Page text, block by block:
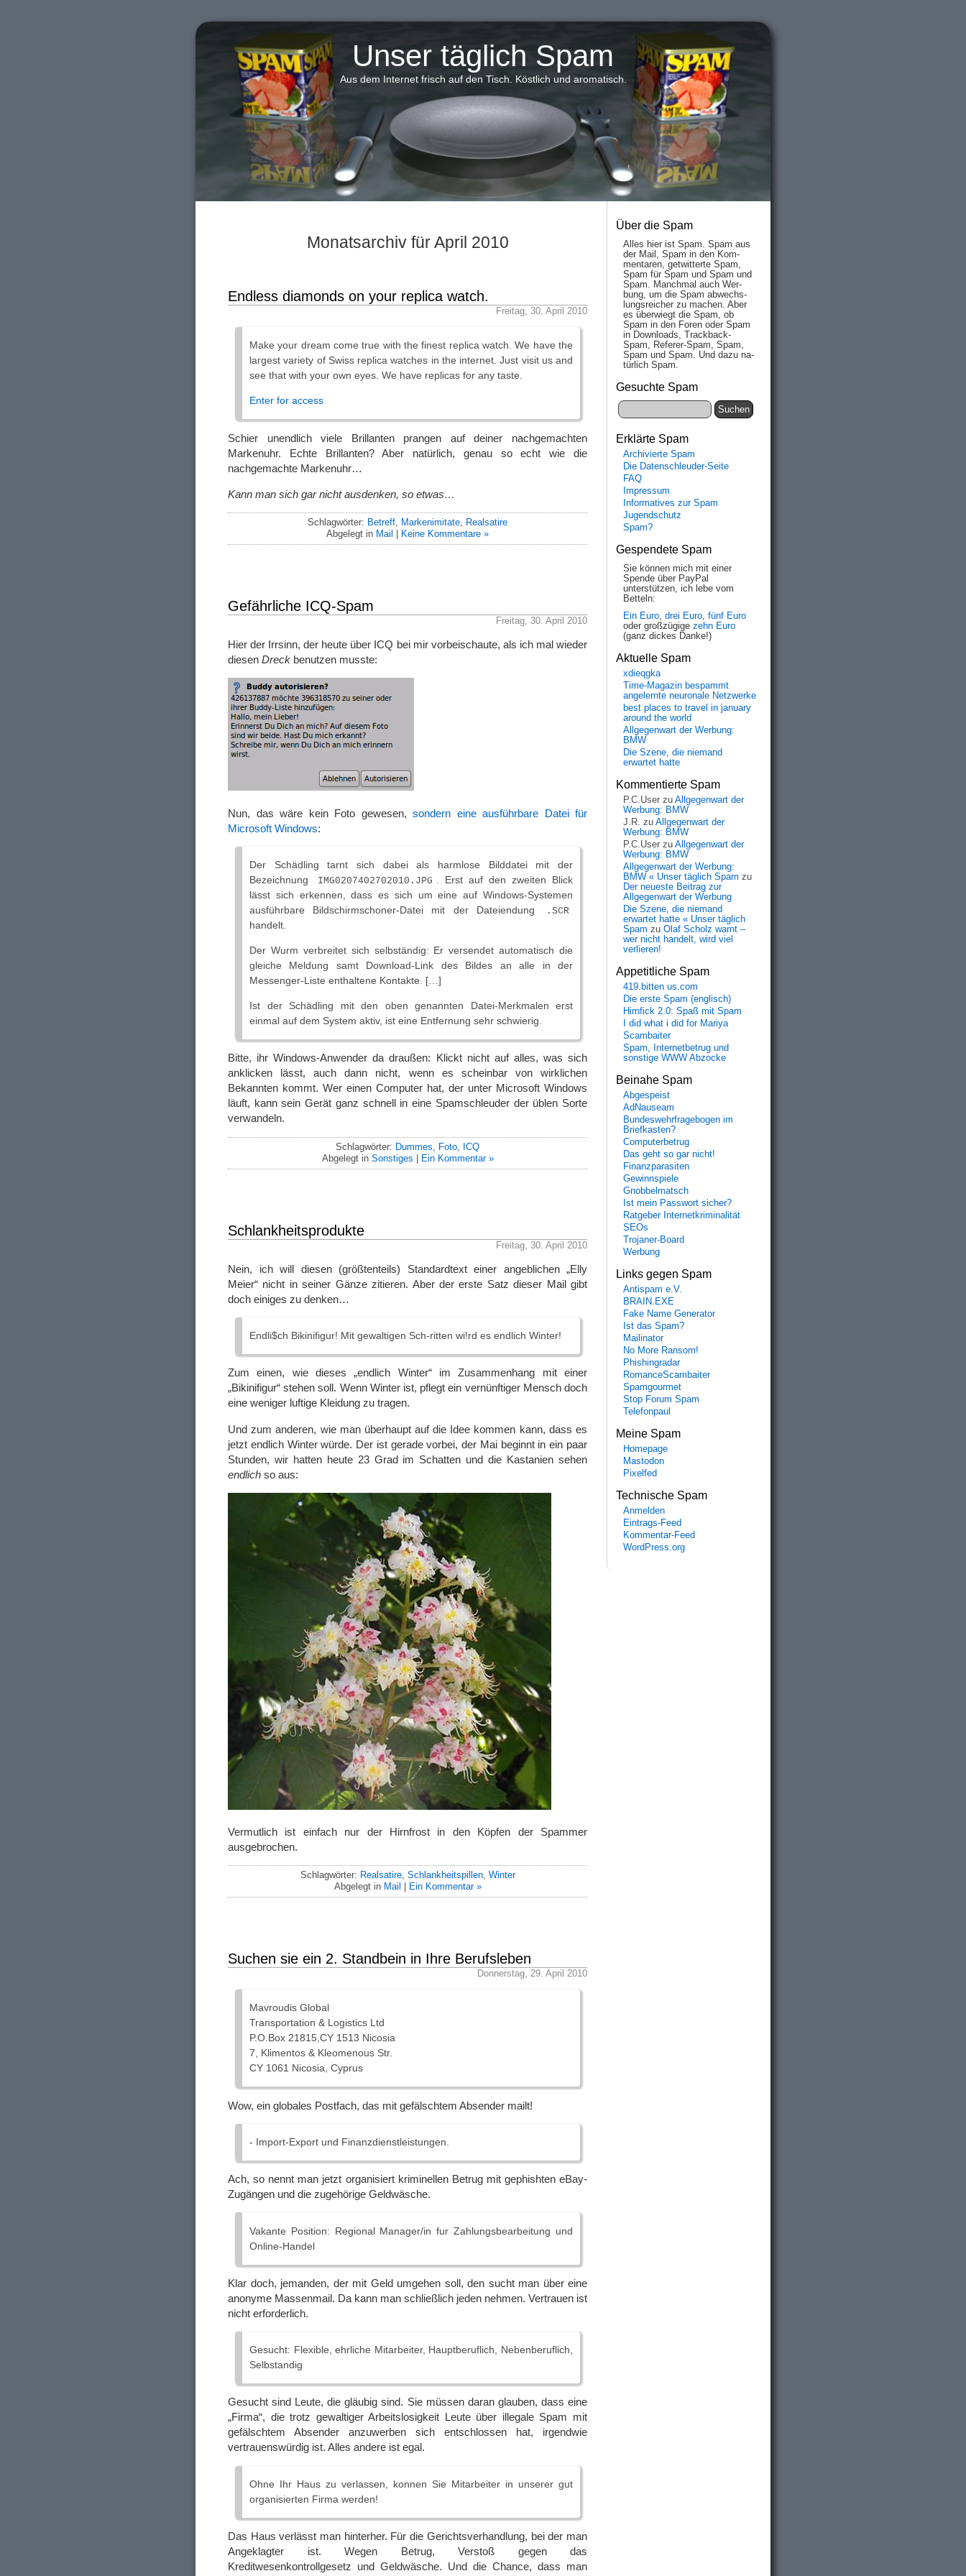
Unser täglich Spam
Aus dem Internet frisch auf den Tisch. Köstlich und aromatisch.
Monatsarchiv für April 2010
Endless diamonds on your replica watch.
Freitag, 30. April 2010
Make your dream come true with the finest replica watch. We have the
largest variety of Swiss replica watches in the internet. Just visit us and
see that with your own eyes. We have replicas for any taste.
Enter for access
Schier unendlich viele Brillanten prangen auf deiner nachgemachten
Markenuhr. Echte Brillanten? Aber natürlich, genau so echt wie die
nachgemachte Markenuhr…
Kann man sich gar nicht ausdenken, so etwas…
Schlagwörter: Betreff Markenimitate
Realsatire
Abgelegt in Mail Keine Kommentare »
Gefährliche ICQ-Spam
Freitag, 30. April 2010
Hier der Irrsinn, der heute über ICQ bei mir vorbeischaute, als ich mal wieder
diesen Dreck benutzen musste:
Nun, das wäre kein Foto gewesen, sondern eine ausführbare Datei für
Microsoft Windows:
Der Schädling tarnt sich dabei als harmlose Bilddatei mit der
Bezeichnung
IMG0207402702010.JPG
. Erst auf den zweiten Blick
lässt sich erkennen, dass es sich um eine auf Windows-Systemen
ausführbare Bildschirmschoner-Datei mit der Dateiendung
.SCR
handelt.
Der Wurm verbreitet sich selbständig: Er versendet automatisch die
gleiche Meldung samt Download-Link des Bildes an alle in der
Messenger-Liste enthaltene Kontakte. […]
Ist der Schädling mit den oben genannten Datei-Merkmalen erst
einmal auf dem System aktiv, ist eine Entfernung sehr schwierig.
Bitte, ihr Windows-Anwender da draußen: Klickt nicht auf alles, was sich
anklicken lässt, auch dann nicht, wenn es scheinbar von wirklichen
Bekannten kommt. Wer einen Computer hat, der unter Microsoft Windows
läuft, kann sein Gerät ganz schnell in eine Spamschleuder der üblen Sorte
verwandeln.
Schlagwörter: Dummes Foto ICQ
Abgelegt in Sonstiges | Ein Kommentar »
Schlankheitsprodukte
Freitag, 30. April 2010
Nein, ich will diesen (größtenteils) Standardtext einer angeblichen „Elly
Meier“ nicht in seiner Gänze zitieren. Aber der erste Satz dieser Mail gibt
doch einiges zu denken…
Endli$ch Bikinifigur! Mit gewaltigen Sch-ritten wi!rd es endlich Winter!
Zum einen, wie dieses „endlich Winter“ im Zusammenhang mit einer
„Bikinifigur“ stehen soll. Wenn Winter ist, pflegt ein vernünftiger Mensch doch
eine weniger luftige Kleidung zu tragen.
Und zum anderen, wie man überhaupt auf die Idee kommen kann, dass es
jetzt endlich Winter würde. Der ist gerade vorbei, der Mai beginnt in ein paar
Stunden, wir hatten heute 23 Grad im Schatten und die Kastanien sehen
endlich so aus:
Vermutlich ist einfach nur der Hirnfrost in den Köpfen der Spammer
ausgebrochen.
Schlagwörter: Realsatire, Schlankheitspillen, Winter
Abgelegt in Mail Ein Kommentar »
Suchen sie ein 2. Standbein in Ihre Berufsleben
Donnerstag, 29. April 2010
Mavroudis Global
Transportation & Logistics Ltd
P.O.Box 21815,CY 1513 Nicosia
7, Klimentos & Kleomenous Str.
CY 1061 Nicosia, Cyprus
Wow, ein globales Postfach, das mit gefälschtem Absender mailt!
- Import-Export und Finanzdienstleistungen.
Ach, so nennt man jetzt organisiert kriminellen Betrug mit gephishten eBay-
Zugängen und die zugehörige Geldwäsche.
Vakante Position: Regional Manager/in fur Zahlungsbearbeitung und
Online-Handel
Klar doch, jemanden, der mit Geld umgehen soll, den sucht man über eine
anonyme Massenmail. Da kann man schließlich jeden nehmen. Vertrauen ist
nicht erforderlich.
Gesucht: Flexible, ehrliche Mitarbeiter, Hauptberuflich, Nebenberuflich,
Selbstandig
Gesucht sind Leute, die gläubig sind. Sie müssen daran glauben, dass eine
„Firma“, die trotz gewaltiger Arbeitslosigkeit Leute über illegale Spam mit
gefälschtem Absender anzuwerben sich entschlossen hat, irgendwie
vertrauenswürdig ist. Alles andere ist egal.
Ohne Ihr Haus zu verlassen, konnen Sie Mitarbeiter in unserer gut
organisierten Firma werden!
Das Haus verlässt man hinterher. Für die Gerichtsverhandlung, bei der man
Angeklagter ist. Wegen Betrug, Verstoß gegen das
Kreditwesenkontrollgesetz und Geldwäsche. Und die Chance, dass man
Über die Spam
Alles hier ist Spam. Spam aus
der Mail, Spam in den Kom­
men­taren, ge­twit­ter­te Spam,
Spam für Spam und Spam und
Spam. Manch­mal auch Wer­
bung, um die Spam ab­wechs­
lungs­reich­er zu mach­en. Aber
es über­wiegt die Spam, ob
Spam in den Fo­ren oder Spam
in Down­loads, Track­back-
Spam, Re­fe­rer-Spam, Spam,
Spam und Spam. Und da­zu na­
tür­lich Spam.
Gesuchte Spam
Erklärte Spam
Archivierte Spam
Die Datenschleuder-Seite
FAQ
Impressum
Informatives zur Spam
Jugendschutz
Spam?
Gespendete Spam
Sie können mich mit einer
Spende über PayPal
unterstützen, ich lebe vom
Betteln:
Ein Euro, drei Euro, fünf Euro
oder großzügige zehn Euro
(ganz dickes Danke!)
Aktuelle Spam
xdieqgka
Time-Magazin bespammt
angelernte neuronale Netzwerke
best places to travel in january
around the world
Allgegenwart der Werbung:
BMW
Die Szene, die niemand
erwartet hatte
Kommentierte Spam
P.C.User zu Allgegenwart der
Werbung: BMW
J.R. zu Allgegenwart der
Werbung: BMW
P.C.User zu Allgegenwart der
Werbung: BMW
Allgegenwart der Werbung:
BMW « Unser täglich Spam zu
Der neueste Beitrag zur
Allgegenwart der Werbung
Die Szene, die niemand
erwartet hatte « Unser täglich
Spam zu Olaf Scholz warnt –
wer nicht handelt, wird viel
verlieren!
Appetitliche Spam
419.bitten us.com
Die erste Spam (englisch)
Hirnfick 2.0: Spaß mit Spam
I did what i did for Mariya
Scambaiter
Spam, Internetbetrug und
sonstige WWW Abzocke
Beinahe Spam
Abgespeist
AdNauseam
Bundeswehrfragebogen im
Briefkasten?
Computerbetrug
Das geht so gar nicht!
Finanzparasiten
Gewinnspiele
Gnobbelmatsch
Ist mein Passwort sicher?
Ratgeber Internetkriminalität
SEOs
Trojaner-Board
Werbung
Links gegen Spam
Antispam e.V.
BRAIN.EXE
Fake Name Generator
Ist das Spam?
Mailinator
No More Ransom!
Phishingradar
RomanceScambaiter
Spamgourmet
Stop Forum Spam
Telefonpaul
Meine Spam
Homepage
Mastodon
Pixelfed
Technische Spam
Anmelden
Eintrags-Feed
Kommentar-Feed
WordPress.org